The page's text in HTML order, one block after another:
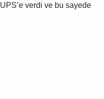
verdi ve bu sayede